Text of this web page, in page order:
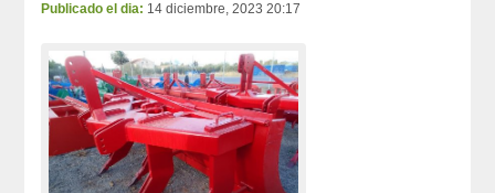
Publicado el dia: 14 diciembre, 2023 20:17